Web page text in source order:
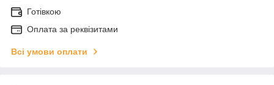
Готівкою
Оплата за реквізитами
Всі умови оплати